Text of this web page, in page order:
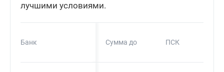
лучшими условиями.
Банк Сумма до ПСК